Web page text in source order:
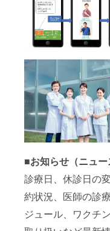
■お知らせ（ニュー
診療日、休診日の
約状況、医師の診
ジュール、ワクチ